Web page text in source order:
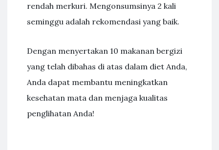
rendah merkuri. Mengonsumsinya 2 kali
seminggu adalah rekomendasi yang baik.
Dengan menyertakan 10 makanan bergizi
yang telah dibahas di atas dalam diet Anda,
Anda dapat membantu meningkatkan
kesehatan mata dan menjaga kualitas
penglihatan Anda!